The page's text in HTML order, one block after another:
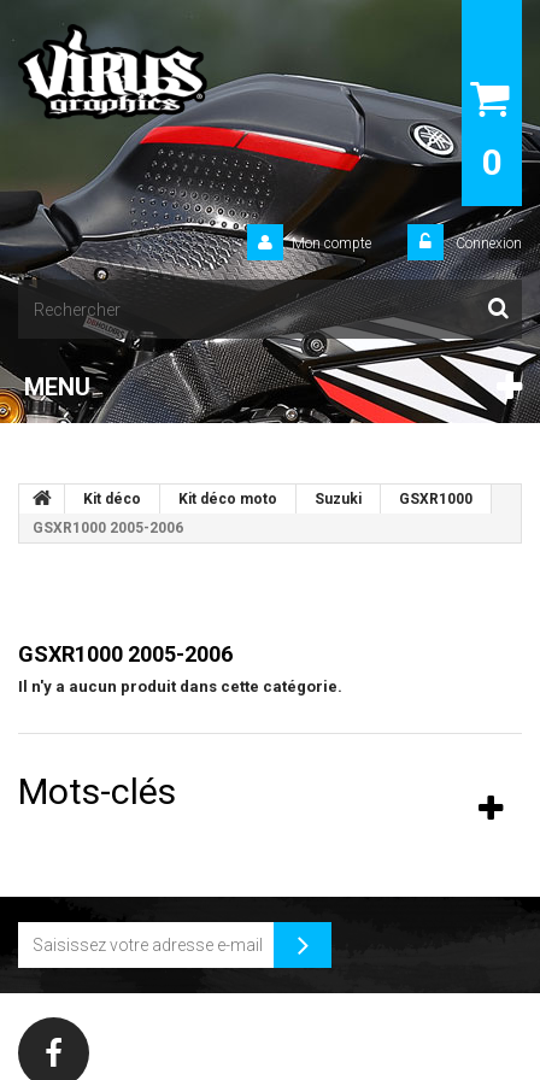
0
Connexion
Mon compte
MENU
Kit déco Kit déco moto Suzuki
GSXR1000
GSXR1000 2005-2006
GSXR1000 2005-2006
Il n'y a aucun produit dans cette catégorie.
Mots-clés